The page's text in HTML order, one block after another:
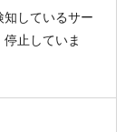
しているサー
止していま
依頼